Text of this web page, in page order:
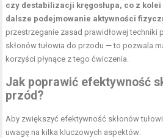
czy destabilizacji kręgosłupa, co z kolei
dalsze podejmowanie aktywności
przestrzeganie zasad prawidłowej techniki
skłonów tułowia do przodu — to pozwala
korzyści płynące z tego ćwiczenia.
Jak poprawić efektywność
przód?
Aby zwiększyć efektywność skłonów
uwagę na kilka kluczowych aspektów: